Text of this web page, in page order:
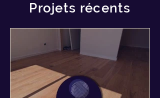
Projets récents